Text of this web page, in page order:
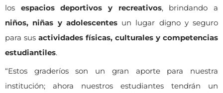
los espacios deportivos y recreativos, brindando a
niños, niñas y adolescentesun lugar digno y seguro
para sus actividades físicas, culturales y competencias
estudiantiles.
“Estos graderíos son un gran aporte para nuestra
institución; ahora nuestros estudiantes tendrán un